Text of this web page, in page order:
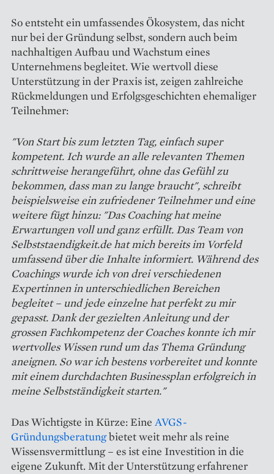
So entsteht ein umfassendes Ökosystem, das nicht
nur bei der Gründung selbst, sondern auch beim
nachhaltigen Aufbau und Wachstum eines
Unternehmens begleitet. Wie wertvoll diese
Unterstützung in der Praxis ist, zeigen zahlreiche
Rückmeldungen und Erfolgsgeschichten ehemaliger
Teilnehmer:
"Von Start bis zum letzten Tag, einfach super
kompetent. Ich wurde an alle relevanten Themen
schrittweise herangeführt, ohne das Gefühl zu
bekommen, dass man zu lange braucht", schreibt
beispielsweise ein zufriedener Teilnehmer und eine
weitere fügt hinzu: "Das Coaching hat meine
Erwartungen voll und ganz erfüllt. Das Team von
Selbststaendigkeit.de hat mich bereits im Vorfeld
umfassend über die Inhalte informiert. Während des
Coachings wurde ich von drei verschiedenen
Expertinnen in unterschiedlichen Bereichen
begleitet – und jede einzelne hat perfekt zu mir
gepasst. Dank der gezielten Anleitung und der
grossen Fachkompetenz der Coaches konnte ich mir
wertvolles Wissen rund um das Thema Gründung
aneignen. So war ich bestens vorbereitet und konnte
mit einem durchdachten Businessplan erfolgreich in
meine Selbstständigkeit starten."
Das Wichtigste in Kürze: Eine AVGS-
Gründungsberatungbietet weit mehr als reine
Wissensvermittlung – es ist eine Investition in die
eigene Zukunft. Mit der Unterstützung erfahrener